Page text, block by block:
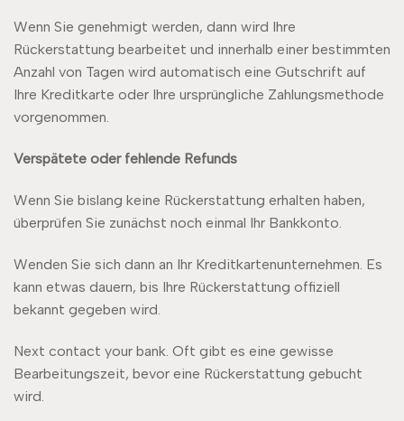
Wenn Sie genehmigt werden, dann wird Ihre
Rückerstattung bearbeitet und innerhalb einer bestimmten
Anzahl von Tagen wird automatisch eine Gutschrift auf
Ihre Kreditkarte oder Ihre ursprüngliche Zahlungsmethode
vorgenommen.
Verspätete oder fehlende Refunds
Wenn Sie bislang keine Rückerstattung erhalten haben,
überprüfen Sie zunächst noch einmal Ihr Bankkonto.
Wenden Sie sich dann an Ihr Kreditkartenunternehmen. Es
kann etwas dauern, bis Ihre Rückerstattung offiziell
bekannt gegeben wird.
Next contact your bank. Oft gibt es eine gewisse
Bearbeitungszeit, bevor eine Rückerstattung gebucht
wird.